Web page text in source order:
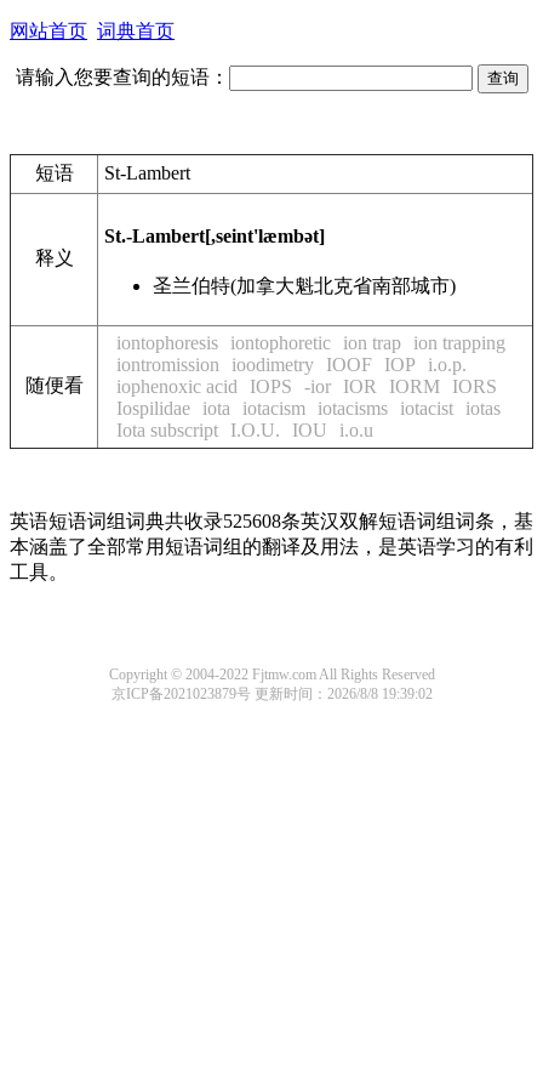
网站首页 词典首页
请输入您要查询的短语：
短语 St-Lambert
释义
St.-Lambert[,seint'læmbət]
圣兰伯特(加拿大魁北克省南部城市)
随便看
iontophoresis iontophoretic ion trap
ion trapping
iontromission
ioodimetry IOOF IOP
i.o.p.
iophenoxic acid
IOPS -ior IOR IORM
IORS
Iospilidae
iota iotacism iotacisms iotacist
iotas
Iota subscript
I.O.U. IOU i.o.u
英语短语词组词典共收录525608条英汉双解短语词组词条，基
本涵盖了全部常用短语词组的翻译及用法，是英语学习的有利
工具。
Copyright © 2004-2022 Fjtmw.com All Rights Reserved
京ICP备2021023879号 更新时间：2026/8/8 19:39:02